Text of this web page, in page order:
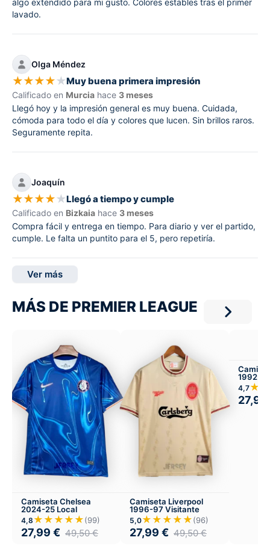
lavado.
Olga Méndez
★★★★★Muy buena primera impresión
Calificado en Murcia hace 3 meses
Llegó hoy y la impresión general es muy buena. Cuidada,
cómoda para todo el día y colores que lucen. Sin brillos raros.
Seguramente repita.
Joaquín
★★★★★Llegó a tiempo y cumple
Calificado en Bizkaia hace 3 meses
Compra fácil y entrega en tiempo. Para diario y ver el partido,
cumple. Le falta un puntito para el 5, pero repetiría.
Ver más
MÁS DE PREMIER LEAGUE
Camiseta Chelsea
2024-25 Local
4,8 ★★★★★(99)
27,99 € 49,50€
Camiseta Liverpool
1996-97 Visitante
5,0★★★★★(96)
27,99 € 49,50€
1992-
4,7
27,99